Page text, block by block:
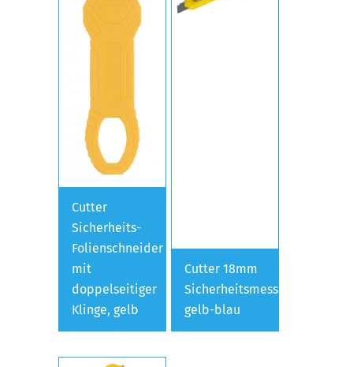
Cutter
Sicherheits-
Folienschneider
mit
doppelseitiger
Klinge, gelb
Cutter 18mm
Sicherheitsmesser,
gelb-blau